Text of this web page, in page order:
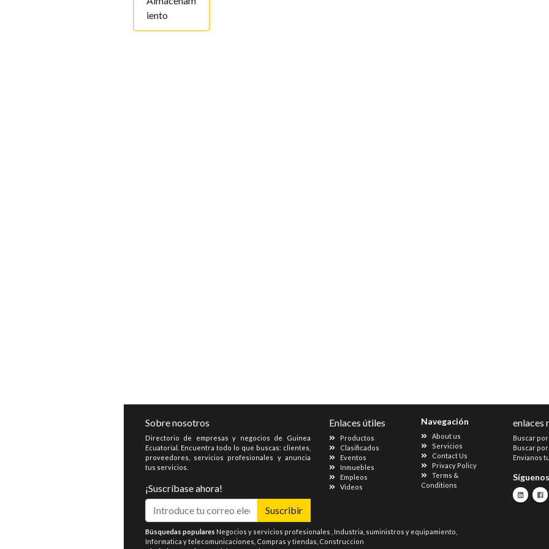
iento
Sobre nosotros
Directorio de empresas y negocios de Guinea
Ecuatorial. Encuentra todo lo que buscas: clientes,
proveedores, servicios profesionales y anuncia
tus servicios.
¡Suscríbase ahora!
Suscribir
Enlaces útiles
Productos
Clasificados
Eventos
Inmuebles
Empleos
Videos
Navegación
About us
Servicios
Contact Us
Privacy Policy
Terms &
Conditions
enlaces
Buscar
Buscar
Envianos
Búsquedas populares Negocios y servicios profesionales Industria, suministros y equipamiento
Informatica y telecomunicaciones Compras y tiendas Construccion